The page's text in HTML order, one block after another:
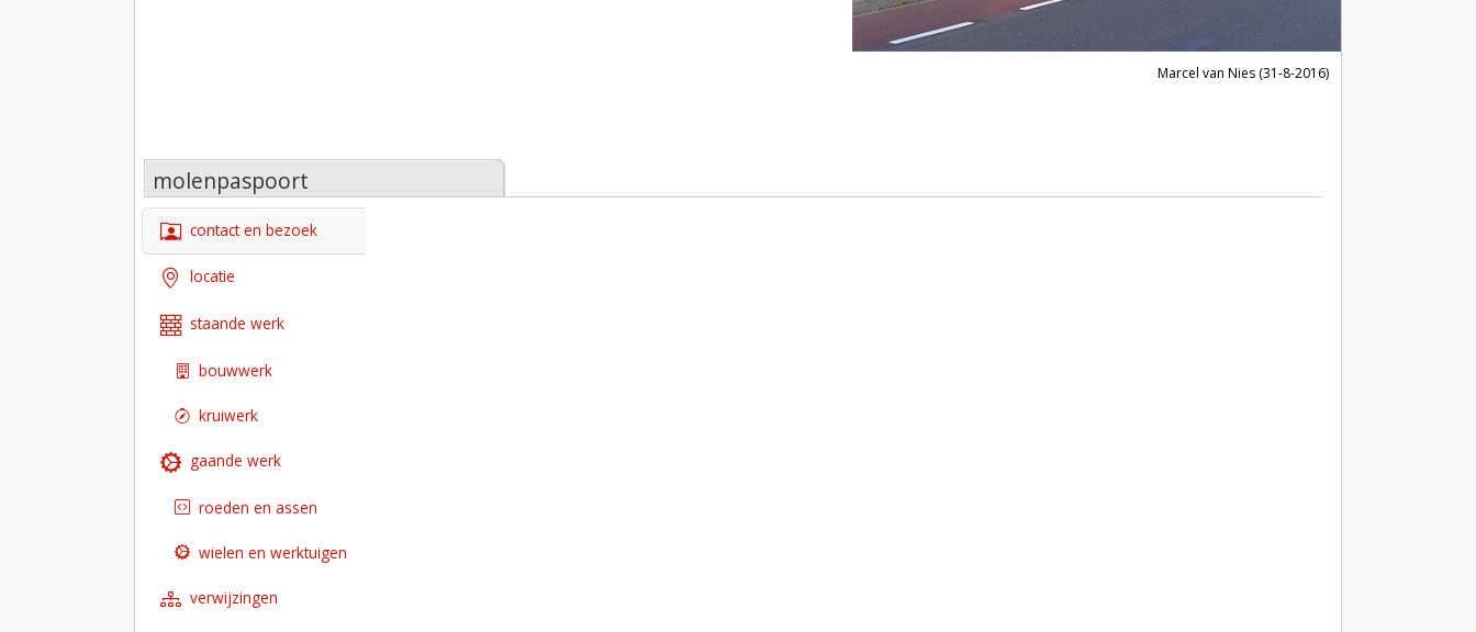
Marcel van Nies (31-8-2016)
molenpaspoort
contact en bezoek
locatie
staande werk
bouwwerk
kruiwerk
gaande werk
roeden en assen
wielen en werktuigen
verwijzingen